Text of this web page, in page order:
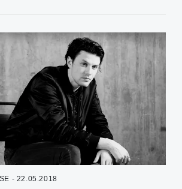
- 22.05.2018